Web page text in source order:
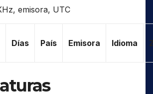
emisora, UTC
Días País Emisora Idioma